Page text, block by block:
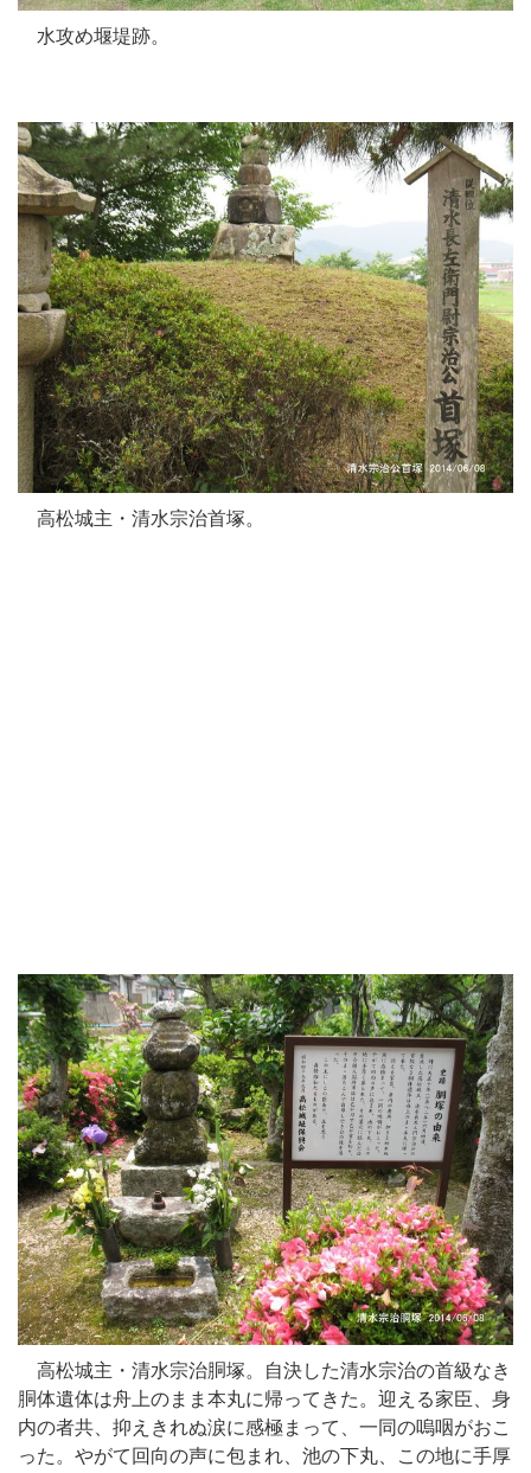
水攻め堰堤跡。
高松城主・清水宗治首塚。
高松城主・清水宗治胴塚。自決した清水宗治の首級なき
胴体遺体は舟上のまま本丸に帰ってきた。迎える家臣、身
内の者共、抑えきれぬ涙に感極まって、一同の嗚咽がおこ
った。やがて回向の声に包まれ、池の下丸、この地に手厚